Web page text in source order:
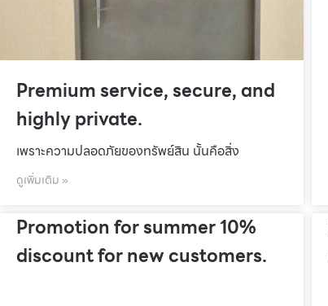
Premium service, secure, and
highly private.
เพราะความปลอดภัยของทรัพย์สิน นั้นคือสิ่ง
ดูเพิ่มเติม »
Promotion for summer 10%
discount for new customers.